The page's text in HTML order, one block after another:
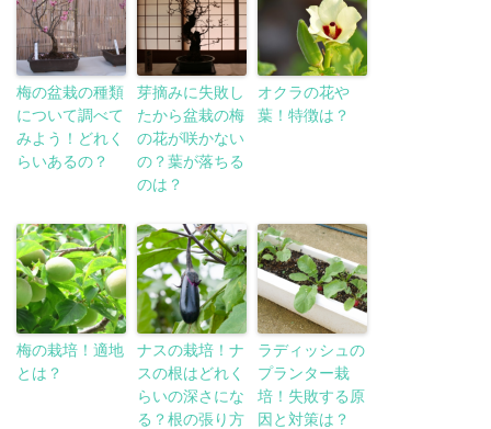
梅の盆栽の種類
について調べて
みよう！どれく
らいあるの？
芽摘みに失敗し
たから盆栽の梅
の花が咲かない
の？葉が落ちる
のは？
オクラの花や
葉！特徴は？
梅の栽培！適地
とは？
ナスの栽培！ナ
スの根はどれく
らいの深さにな
る？根の張り方
ラディッシュの
プランター栽
培！失敗する原
因と対策は？